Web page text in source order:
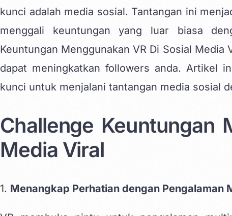
kunci adalah media sosial. Tantangan ini
menggali keuntungan yang luar biasa
Keuntungan Menggunakan VR Di Sosial Media
dapat meningkatkan followers anda. Artikel
kunci untuk menjalani tantangan media sosial
Challenge Keuntungan
Media Viral
1. Menangkap Perhatian dengan Pengalaman